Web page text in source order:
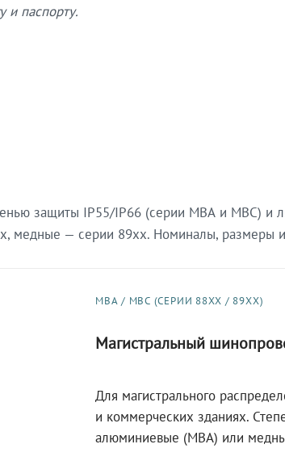
и паспорту.
защиты IP55/IP66 (серии МВА и МВС) и
— серии 89xx. Номиналы, размеры и
МВА / МВС (СЕРИИ 88XX / 89XX)
Магистральный
Для магистрального
и коммерческих зданиях.
алюминиевые (МВА) или